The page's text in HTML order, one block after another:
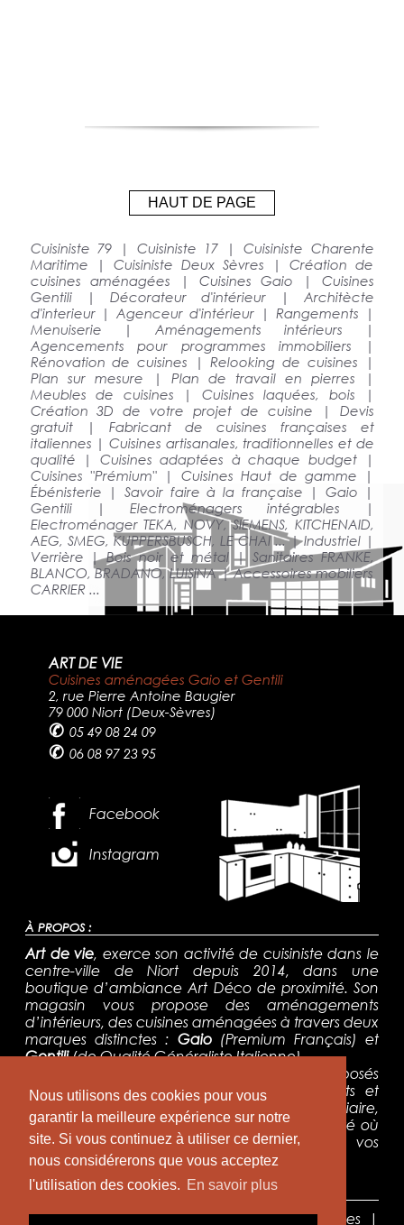
Nous utilisons des cookies pour vous
garantir la meilleure expérience sur notre
site. Si vous continuez à utiliser ce dernier,
nous considérerons que vous acceptez
l'utilisation des cookies. En savoir plus
HAUT DE PAGE
Cuisiniste 79 | Cuisiniste 17 | Cuisiniste Charente
Maritime | Cuisiniste Deux Sèvres | Création de
cuisines aménagées | Cuisines Gaio | Cuisines
Gentili | Décorateur d'intérieur | Architècte
d'interieur | Agenceur d'intérieur | Rangements |
Menuiserie | Aménagements intérieurs |
Agencements pour programmes immobiliers |
Rénovation de cuisines | Relooking de cuisines |
Plan sur mesure | Plan de travail en pierres |
Meubles de cuisines | Cuisines laquées, bois |
Création 3D de votre projet de cuisine | Devis
gratuit | Fabricant de cuisines françaises et
italiennes | Cuisines artisanales, traditionnelles et de
qualité | Cuisines adaptées à chaque budget |
Cuisines "Prémium" | Cuisines Haut de gamme |
Ébénisterie | Savoir faire à la française | Gaio |
Gentili | Electroménagers intégrables |
Electroménager TEKA, NOVY, SIEMENS, KITCHENAID,
AEG, SMEG, KUPPERSBUSCH, LE CHAI ... | Industriel |
Verrière | Bois noir et métal | Sanitaires FRANKE,
BLANCO, BRADANO, LUISINA | Accessoires mobiliers
CARRIER ...
ART DE VIE
Cuisines aménagées Gaio et Gentili
2, rue Pierre Antoine Baugier
79 000 Niort (Deux-Sèvres)
✆ 05 49 08 24 09
✆ 06 08 97 23 95
Facebook
Instagram
À PROPOS :
Art de vie, exerce son activité de cuisiniste dans le
centre-ville de Niort depuis 2014, dans une
boutique d’ambiance Art Déco de proximité. Son
magasin vous propose des aménagements
d’intérieurs, des cuisines aménagées à travers deux
marques distinctes : Gaio(Premium Français) et
Gentili(de Qualité Généraliste Italienne).
Les aménagements sur-mesure proposés
répondent à l’ensemble des attentes clients et
s’adaptent à votre budget. Aucun intermédiaire,
un seul interlocuteur, un magasin de proximité où
Olivier sera là pour répondre à toutes vos
exigences.
NAVIGATION :
Accueil| Présentation| Cuisines aménagées |